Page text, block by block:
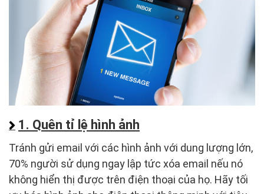
1. Quên tỉ lệ hình ảnh
Tránh gửi email với các hình ảnh với dung lượng lớn,
70% người sử dụng ngay lập tức xóa email nếu nó
không hiển thị được trên điện thoại của họ. Hãy tối